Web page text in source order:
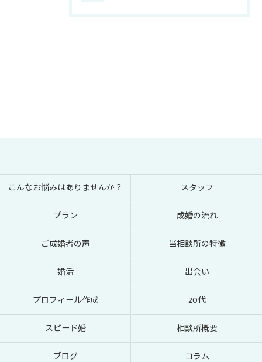
こんなお悩みはありませんか？ スタッフ
プラン 成婚の流れ
ご成婚者の声 当相談所の特徴
婚活 出会い
プロフィール作成 20代
スピード婚 相談所概要
ブログ コラム